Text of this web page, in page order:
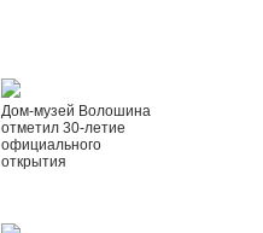
Дом-музей Волошина
отметил 30-летие
официального
открытия